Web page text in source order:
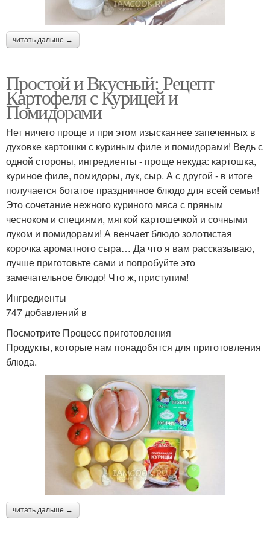
читать дальше →
Простой и Вкусный: Рецепт
Картофеля с Курицей и
Помидорами
Нет ничего проще и при этом изысканнее запеченных в
духовке картошки с куриным филе и помидорами! Ведь с
одной стороны, ингредиенты - проще некуда: картошка,
куриное филе, помидоры, лук, сыр. А с другой - в итоге
получается богатое праздничное блюдо для всей семьи!
Это сочетание нежного куриного мяса с пряным
чесноком и специями, мягкой картошечкой и сочными
луком и помидорами! А венчает блюдо золотистая
корочка ароматного сыра… Да что я вам рассказываю,
лучше приготовьте сами и попробуйте это
замечательное блюдо! Что ж, приступим!
Ингредиенты
747 добавлений в
Посмотрите Процесс приготовления
Продукты, которые нам понадобятся для приготовления
блюда.
читать дальше →